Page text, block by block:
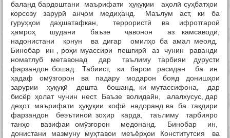
баланд бардоштани маърифати ҳуқуқии аҳолӣ суҳбатҳои
корсозу зарурӣ анҷом медиҳанд. Маълум аст, ки ба
гуруҳҳои даҳшатафкан, террористӣ ва ифротгароӣ
ҳамроҳ шудани баъзе ҷавонон аз камсаводӣ,
надонистани қонун ва дигар омилҳо ба амал меояд.
Бинобар ин , роҳи муассири пешгирӣ аз чунин раванди
номатлуб метавонад дар таълиму тарбияи дурусти
фарзандон бошад. Табиист, ки барои расидан ба ин
ҳадаф омӯзгорон ва падару модарон бояд донишҳои
зарурии ҳуқуқӣ дошта бошанд, ки мутассифона, дар
бисёр ҳолат чунин нест. Баъзе волидайн, алалхусус, дар
деҳот маърифати ҳуқуқии кофӣ надоранд ва ба тақдири
фарзандон беэътиноӣ зоҳир карда, таълиму тарбияро
танҳо вазифаи омӯзгорон медонанд. Бинобар ин,
донистани мазмуну муҳтавои меъёрҳои Конститутсия ва